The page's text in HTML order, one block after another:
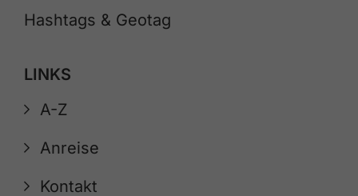
Hashtags & Geotag
LINKS
A-Z
Anreise
Kontakt